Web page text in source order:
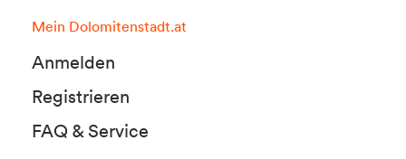
Mein Dolomitenstadt.at
Anmelden
Registrieren
FAQ & Service